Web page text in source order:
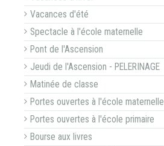
Vacances d'été
Spectacle à l'école maternelle
Pont de l'Ascension
Jeudi de l'Ascension - PELERINAGE
Matinée de classe
Portes ouvertes à l'école maternelle
Portes ouvertes à l'école primaire
Bourse aux livres